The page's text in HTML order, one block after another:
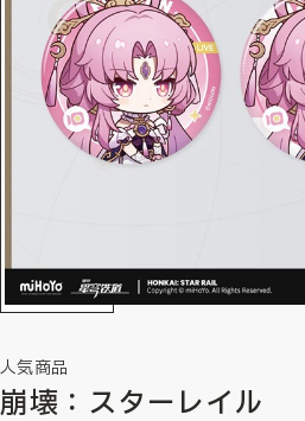
人気商品
崩壊：スターレイル